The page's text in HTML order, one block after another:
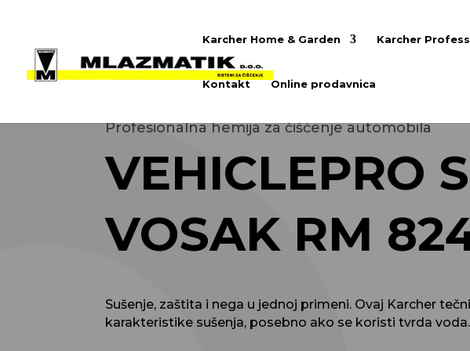
Karcher Home & Garden Karcher
Kontakt Online prodavnica
Profesionalna hemija za čišćenje automobila
VEHICLEPRO
VOSAK RM
Sušenje, zaštita i nega u jednoj primeni. Ovaj Karcher
karakteristike sušenja, posebno ako se koristi tvrda voda.